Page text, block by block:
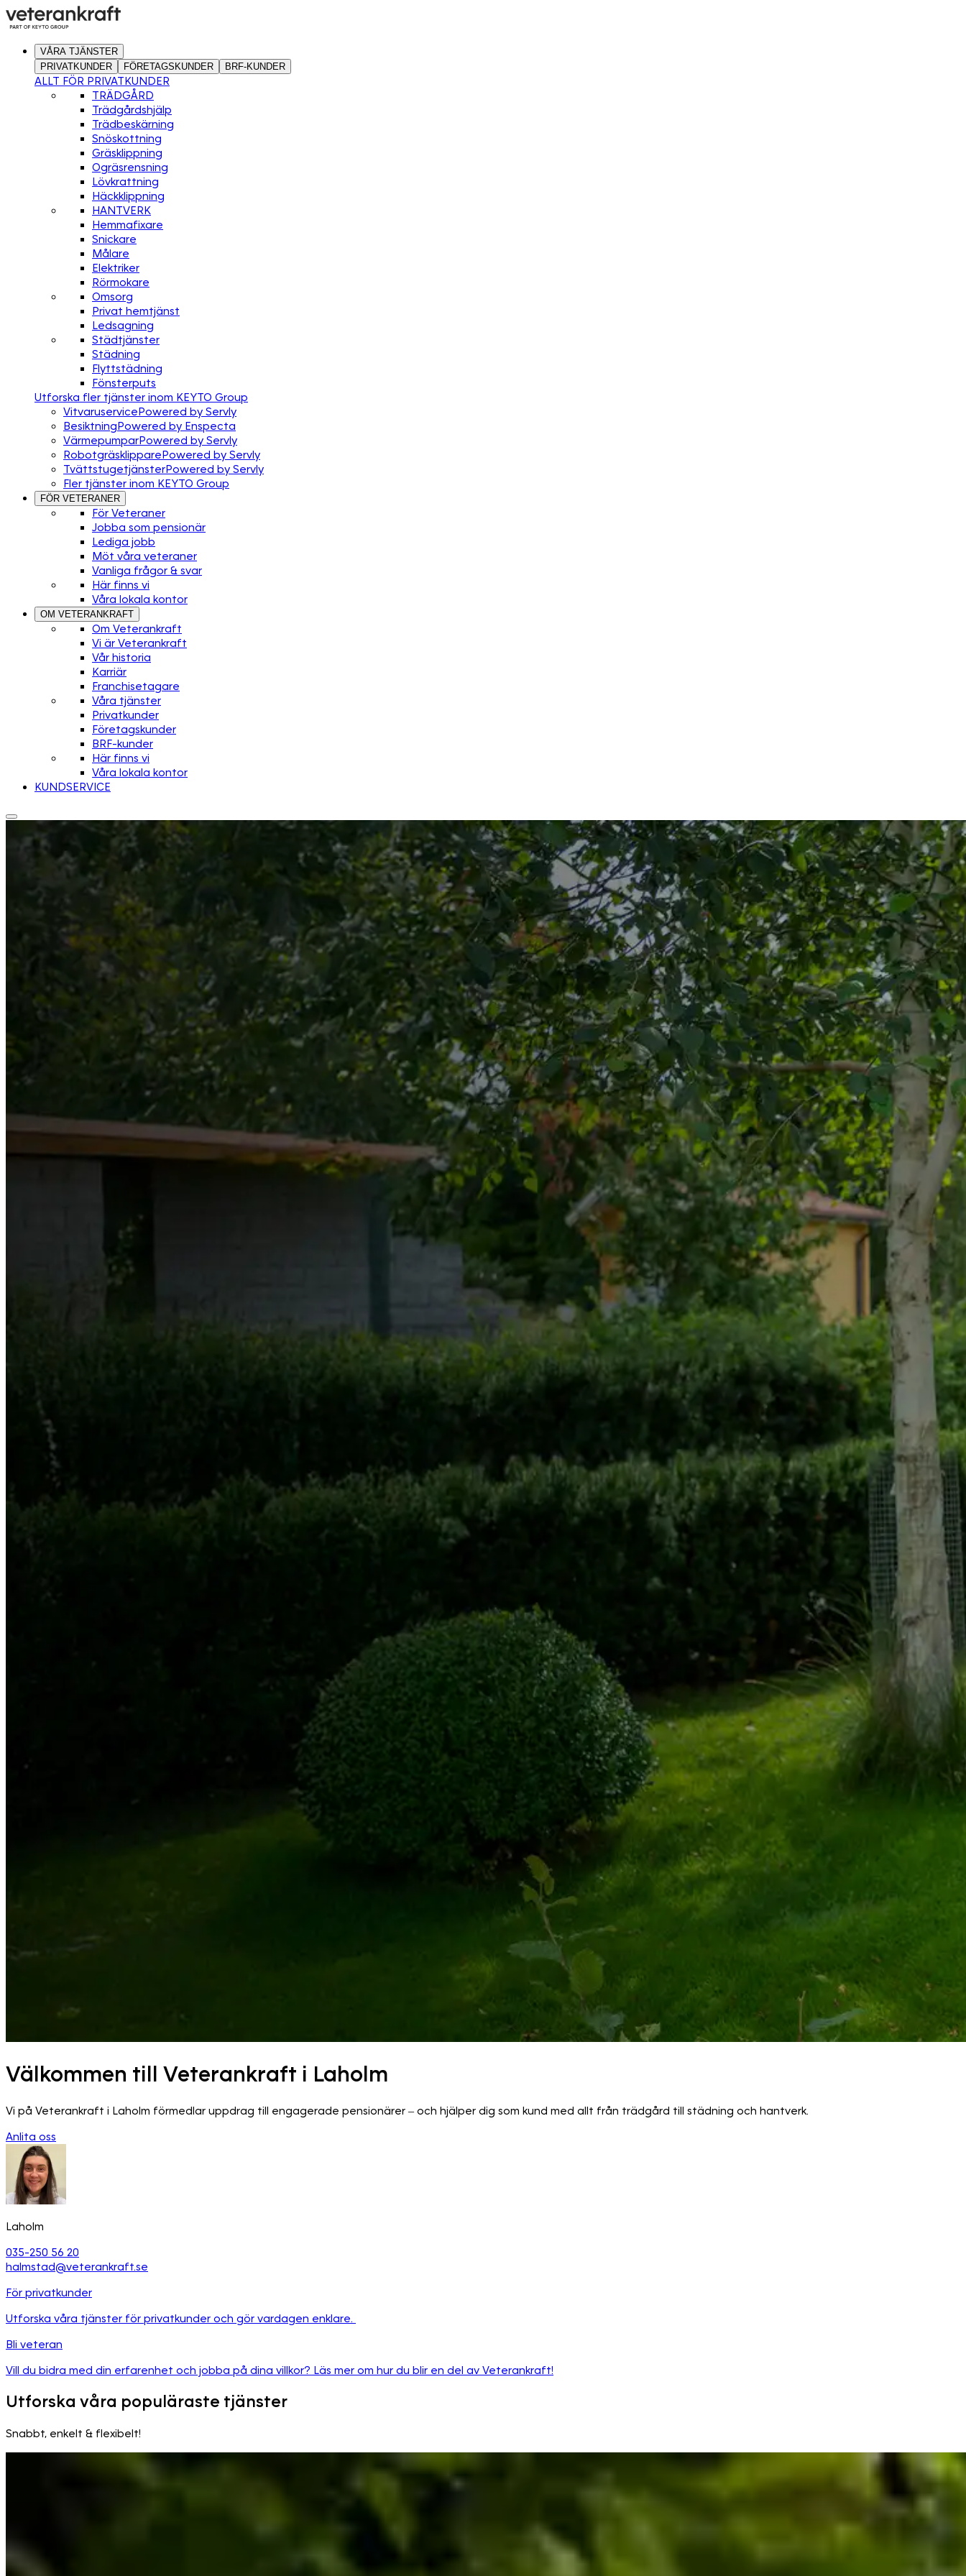
VÅRA TJÄNSTER
PRIVATKUNDER
FÖRETAGSKUNDER BRF-KUNDER
ALLT FÖR PRIVATKUNDER
TRÄDGÅRD
Trädgårdshjälp
Trädbeskärning
Snöskottning
Gräsklippning
Ogräsrensning
Lövkrattning
Häckklippning
HANTVERK
Hemmafixare
Snickare
Målare
Elektriker
Rörmokare
Omsorg
Privat hemtjänst
Ledsagning
Städtjänster
Städning
Flyttstädning
Fönsterputs
Utforska fler tjänster inom KEYTO Group
VitvaruservicePowered by Servly
BesiktningPowered by Enspecta
VärmepumparPowered by Servly
RobotgräsklipparePowered by Servly
TvättstugetjänsterPowered by Servly
Fler tjänster inom KEYTO Group
FÖR VETERANER
För Veteraner
Jobba som pensionär
Lediga jobb
Möt våra veteraner
Vanliga frågor & svar
Här finns vi
Våra lokala kontor
OM VETERANKRAFT
Om Veterankraft
Vi är Veterankraft
Vår historia
Karriär
Franchisetagare
Våra tjänster
Privatkunder
Företagskunder
BRF-kunder
Här finns vi
Våra lokala kontor
KUNDSERVICE
Välkommen till Veterankraft i Laholm
Vi på Veterankraft i Laholm förmedlar uppdrag till engagerade pensionärer – och hjälper dig som kund med allt från trädgård till städning och hantverk.
Anlita oss
Laholm
035-250 56 20
halmstad@veterankraft.se
För privatkunder
Utforska våra tjänster för privatkunder och gör vardagen enklare.
Bli veteran
Vill du bidra med din erfarenhet och jobba på dina villkor? Läs mer om hur du blir en del av Veterankraft!
Utforska våra populäraste tjänster
Snabbt, enkelt & flexibelt!